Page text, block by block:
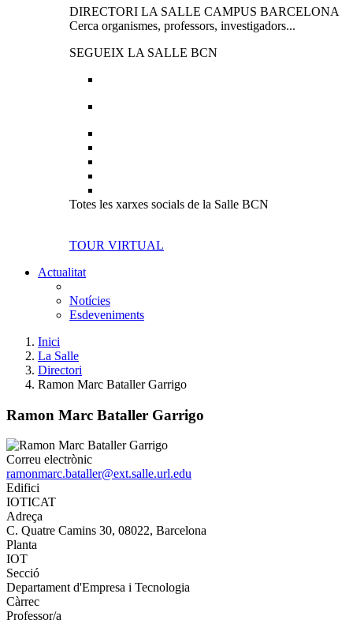
DIRECTORI LA SALLE CAMPUS BARCELONA
Cerca organismes, professors, investigadors...
SEGUEIX LA SALLE BCN
Totes les xarxes socials de la Salle BCN
TOUR VIRTUAL
Actualitat
Notícies
Esdeveniments
Inici
La Salle
Directori
Ramon Marc Bataller Garrigo
Ramon Marc Bataller Garrigo
Correu electrònic
ramonmarc.bataller@ext.salle.url.edu
Edifici
IOTICAT
Adreça
C. Quatre Camins 30, 08022, Barcelona
Planta
IOT
Secció
Departament d'Empresa i Tecnologia
Càrrec
Professor/a